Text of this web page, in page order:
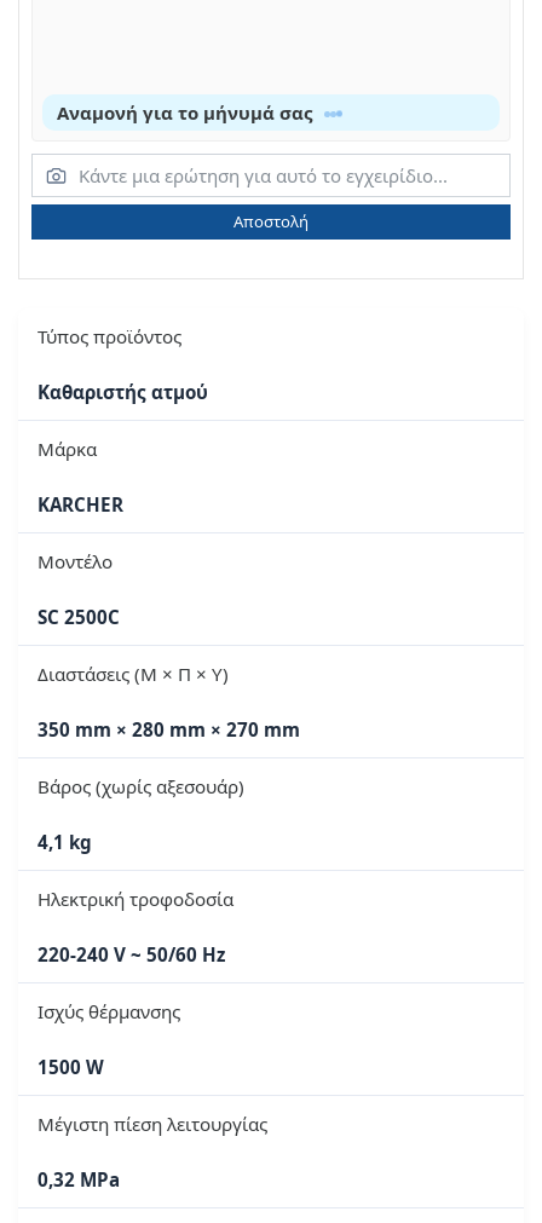
Αναμονή για το μήνυμά σας
Αποστολή
Τύπος προϊόντος
Καθαριστής ατμού
Μάρκα
KARCHER
Μοντέλο
SC 2500C
Διαστάσεις (Μ × Π × Υ)
350 mm × 280 mm × 270 mm
Βάρος (χωρίς αξεσουάρ)
4,1 kg
Ηλεκτρική τροφοδοσία
220-240 V ~ 50/60 Hz
Ισχύς θέρμανσης
1500 W
Μέγιστη πίεση λειτουργίας
0,32 MPa